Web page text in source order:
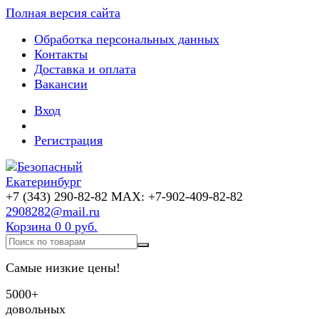
Полная версия сайта
Обработка персональных данных
Контакты
Доставка и оплата
Вакансии
Вход
Регистрация
+7 (343) 290-82-82 MAX: +7-902-409-82-82
2908282@mail.ru
Корзина 0 0 руб.
Самые низкие цены!
5000+
довольных